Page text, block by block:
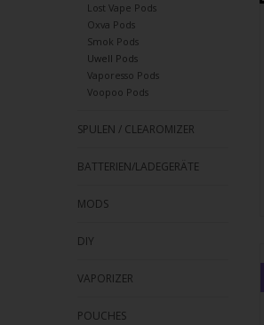
Lost Vape Pods
Oxva Pods
Smok Pods
Uwell Pods
Vaporesso Pods
Voopoo Pods
SPULEN / CLEAROMIZER
BATTERIEN/LADEGERÄTE
MODS
DIY
VAPORIZER
POUCHES